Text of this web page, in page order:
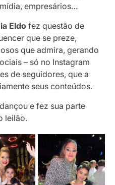
empresários…
Eldo fez questão de
que se preze,
que admira, gerando
– só no Instagram
de seguidores, que a
seus conteúdos.
e fez sua parte
leilão.